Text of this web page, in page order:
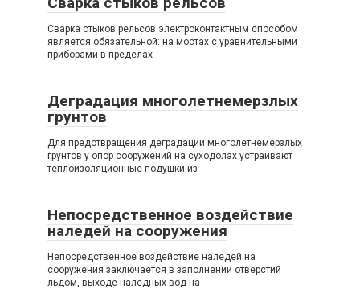
Сварка стыков рельсов электроконтактным способом
является обязательной: на мостах с уравнительными
приборами в пределах
Деградация многолетнемерзлых
грунтов
Для предотвращения деградации многолетнемерзлых
грунтов у опор сооружений на суходолах устраивают
теплоизоляционные подушки из
Непосредственное воздействие
наледей на сооружения
Непосредственное воздействие наледей на
сооружения заключается в заполнении отверстий
льдом, выходе наледных вод на